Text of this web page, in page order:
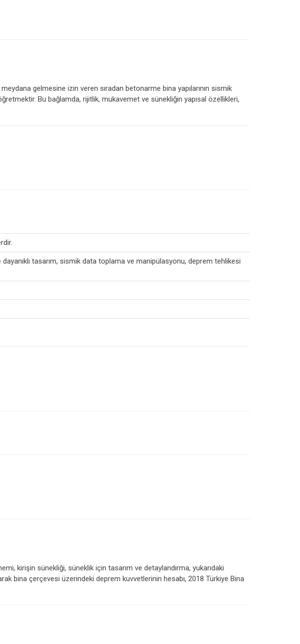
gelmesine izin veren sıradan betonarme bina yapılarının sismik
Bu bağlamda, rijitlik, mukavemet ve sünekliğin yapısal özellikleri,
tasarım, sismik data toplama ve manipülasyonu, deprem tehlikesi
kirişin sünekliği, süneklik için tasarım ve detaylandırma, yukarıdaki
bina çerçevesi üzerindeki deprem kuvvetlerinin hesabı, 2018 Türkiye Bina